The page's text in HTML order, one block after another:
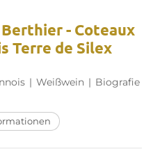
- Coteaux
Terre de Silex
| Weißwein | Biografie